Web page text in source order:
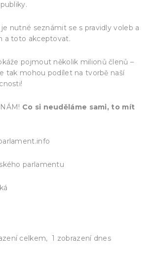
nutné seznámit se s pravidly voleb a
a toto akceptovat.
pojmout několik milionů členů –
tak mohou podílet na tvorbě naší
Co si neuděláme sami, to mít
parlamentu
celkem, 1 zobrazení dnes